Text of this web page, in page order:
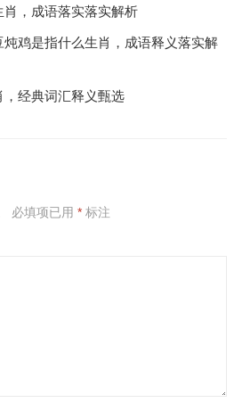
，成语落实落实解析
鸡是指什么生肖，成语释义落实解
经典词汇释义甄选
必填项已用 *标注